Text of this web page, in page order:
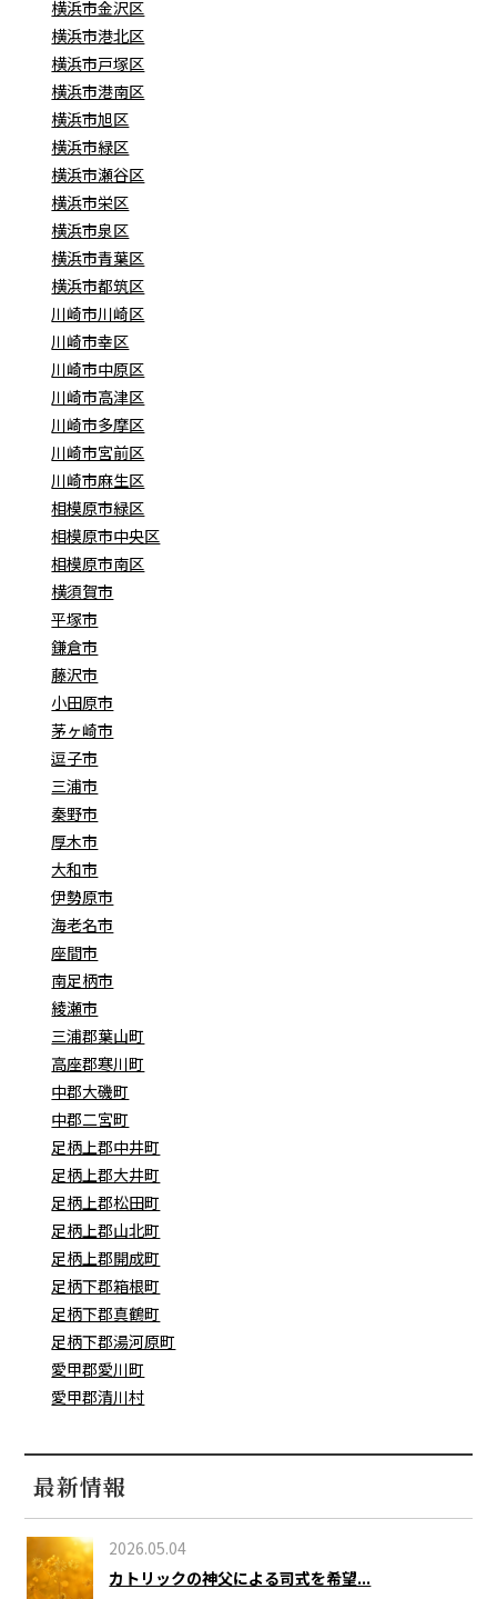
横浜市金沢区
横浜市港北区
横浜市戸塚区
横浜市港南区
横浜市旭区
横浜市緑区
横浜市瀬谷区
横浜市栄区
横浜市泉区
横浜市青葉区
横浜市都筑区
川崎市川崎区
川崎市幸区
川崎市中原区
川崎市高津区
川崎市多摩区
川崎市宮前区
川崎市麻生区
相模原市緑区
相模原市中央区
相模原市南区
横須賀市
平塚市
鎌倉市
藤沢市
小田原市
茅ヶ崎市
逗子市
三浦市
秦野市
厚木市
大和市
伊勢原市
海老名市
座間市
南足柄市
綾瀬市
三浦郡葉山町
高座郡寒川町
中郡大磯町
中郡二宮町
足柄上郡中井町
足柄上郡大井町
足柄上郡松田町
足柄上郡山北町
足柄上郡開成町
足柄下郡箱根町
足柄下郡真鶴町
足柄下郡湯河原町
愛甲郡愛川町
愛甲郡清川村
最新情報
2026.05.04
カトリックの神父による司式を希望...